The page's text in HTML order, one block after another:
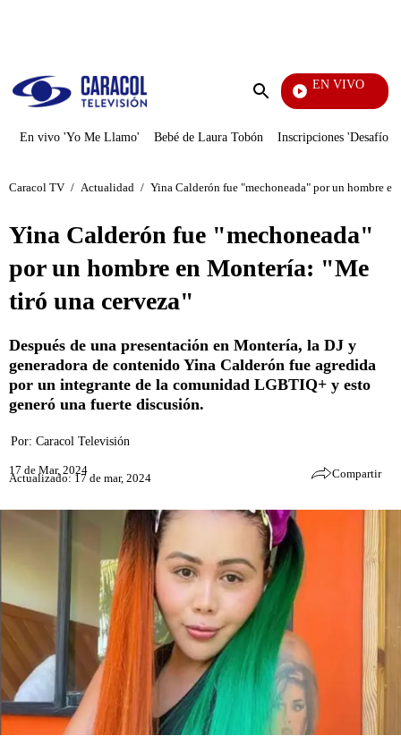
Enviar
EN VIVO
En vivo 'Yo Me Llamo' Bebé de Laura Tobón Inscripciones 'Desafío'
Caracol TV / Actualidad / Yina Calderón fue "mechoneada" por un hombre
Yina Calderón fue "mechoneada"
por un hombre en Montería: "Me
tiró una cerveza"
Después de una presentación en Montería, la DJ y
generadora de contenido Yina Calderón fue agredida
por un integrante de la comunidad LGBTIQ+ y esto
generó una fuerte discusión.
Por: Caracol Televisión
17 de Mar, 2024
Actualizado: 17 de mar, 2024 Compartir